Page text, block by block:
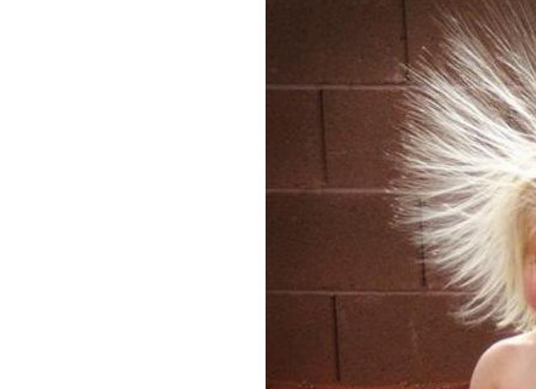
волосы
Прически на волосы
Прически на прямые
Вечерние прически